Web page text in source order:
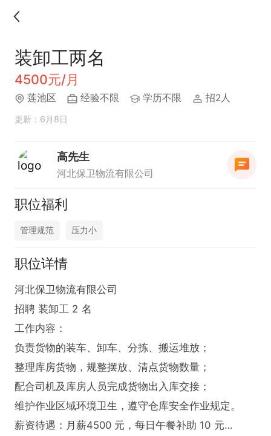
装卸工两名
4500元/月
莲池区 经验不限 学历不限 招2人
更新：6月8日
高先生
河北保卫物流有限公司
职位福利
管理规范 压力小
职位详情
河北保卫物流有限公司
招聘 装卸工 2 名
工作内容：
负责货物的装车、卸车、分拣、搬运堆放；
整理库房货物，规整摆放、清点货物数量；
配合司机及库房人员完成货物出入库交接；
维护作业区域环境卫生，遵守仓库安全作业规定。
薪资待遇：月薪4500 元，每日午餐补助 10 元